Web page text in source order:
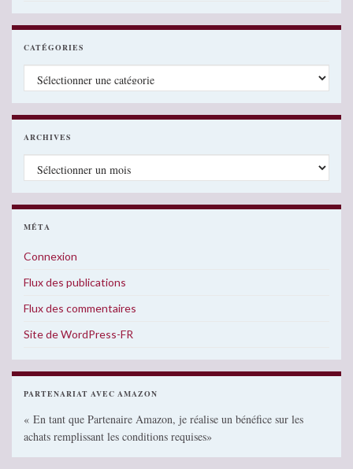
CATÉGORIES
Catégories
ARCHIVES
Archives
MÉTA
Connexion
Flux des publications
Flux des commentaires
Site de WordPress-FR
PARTENARIAT AVEC AMAZON
« En tant que Partenaire Amazon, je réalise un bénéfice sur les
achats remplissant les conditions requises»